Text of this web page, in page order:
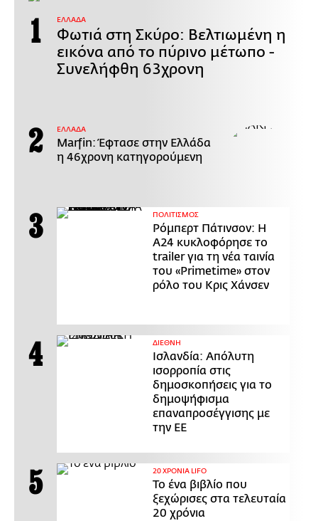
ΕΛΛΑΔΑ
Φωτιά στη Σκύρο: Βελτιωμένη η
εικόνα από το πύρινο μέτωπο -
Συνελήφθη 63χρονη
ΕΛΛΑΔΑ
Marfin: Έφτασε στην Ελλάδα
η 46χρονη κατηγορούμενη
ΠΟΛΙΤΙΣΜΟΣ
Ρόμπερτ Πάτινσον: Η
Α24 κυκλοφόρησε το
trailer για τη νέα ταινία
του «Primetime» στον
ρόλο του Κρις Χάνσεν
ΔΙΕΘΝΗ
Ισλανδία: Απόλυτη
ισορροπία στις
δημοσκοπήσεις για το
δημοψήφισμα
επαναπροσέγγισης με
την ΕΕ
20 ΧΡΟΝΙΑ LIFO
Το ένα βιβλίο που
ξεχώρισες στα τελευταία
20 χρόνια